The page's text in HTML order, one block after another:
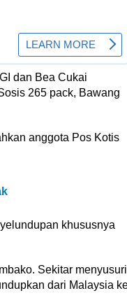
dan Bea Cukai
265 pack, Bawang
anggota Pos Kotis
khususnya
Sekitar menyusuri
dari Malaysia